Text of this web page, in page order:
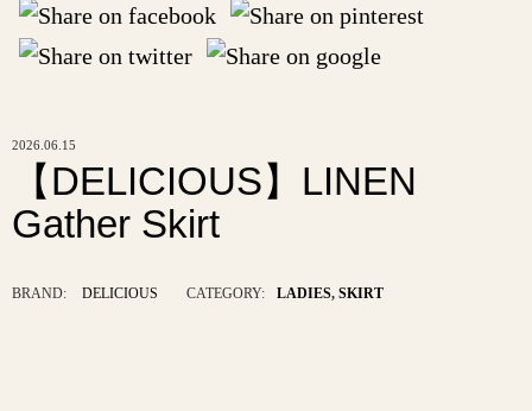
2026.06.15
【DELICIOUS】LINEN
Gather Skirt
BRAND: DELICIOUS CATEGORY: LADIES, SKIRT